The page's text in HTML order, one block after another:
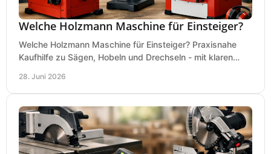
Welche Holzmann Maschine für Einsteiger?
Welche Holzmann Maschine für Einsteiger? Praxisnahe
Kaufhilfe zu Sägen, Hobeln und Drechseln - mit klaren
28. Juni 2026